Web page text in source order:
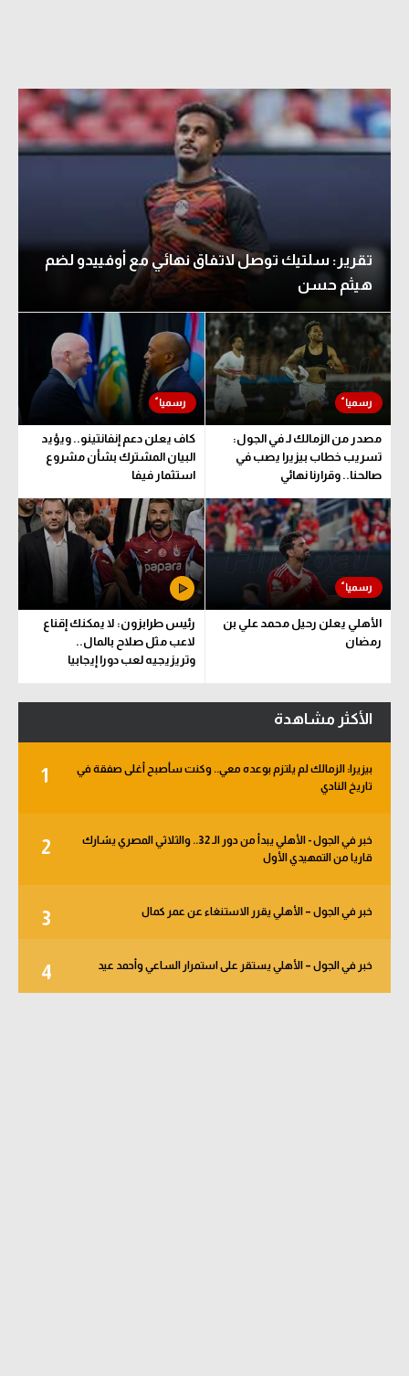
تقرير: سلتيك توصل لاتفاق نهائي مع أوفييدو لضم
هيثم حسن
مصدر من الزمالك لـ في الجول:
تسريب خطاب بيزيرا يصب في
صالحنا.. وقرارنا نهائي
كاف يعلن دعم إنفانتينو.. ويؤيد
البيان المشترك بشأن مشروع
استثمار فيفا
الأهلي يعلن رحيل محمد علي بن
رمضان
رئيس طرابزون: لا يمكنك إقناع
لاعب مثل صلاح بالمال..
وتريزيجيه لعب دورا إيجابيا
الأكثر مشاهدة
1
بيزيرا: الزمالك لم يلتزم بوعده معي.. وكنت سأصبح أغلى صفقة في
تاريخ النادي
2
خبر في الجول - الأهلي يبدأ من دور الـ 32.. والثلاثي المصري يشارك
قاريا من التمهيدي الأول
3 خبر في الجول – الأهلي يقرر الاستنغاء عن عمر كمال
4 خبر في الجول – الأهلي يستقر على استمرار الساعي وأحمد عيد